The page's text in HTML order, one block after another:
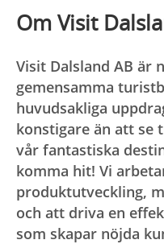
Om Visit
Visit Dalsland AB är
gemensamma
huvudsakliga
konstigare än att
vår fantastiska
komma hit! Vi
produktutveckling,
och att driva en
som skapar nöjda